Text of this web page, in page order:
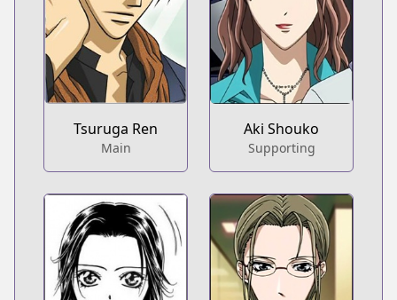
Tsuruga Ren
Main
Aki Shouko
Supporting